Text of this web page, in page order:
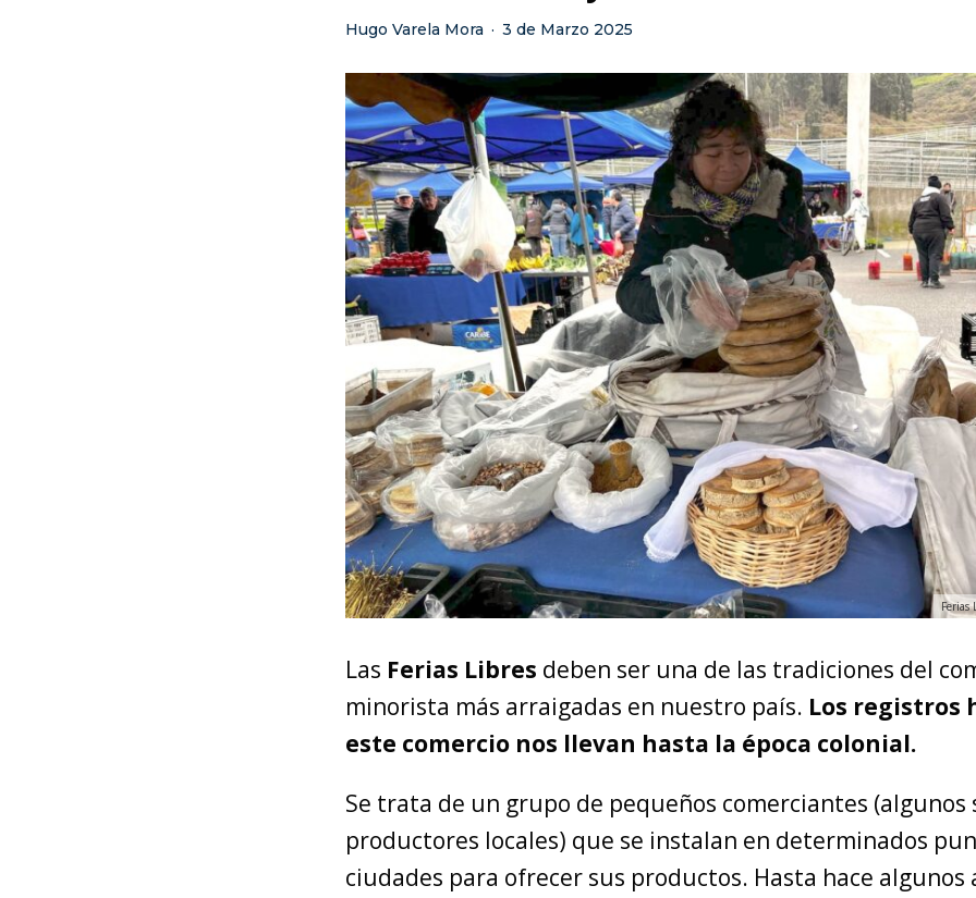
Hugo Varela Mora · 3 de Marzo 2025
Ferias
Las Ferias Libres deben ser una de las tradiciones del
minorista más arraigadas en nuestro país. Los registros
este comercio nos llevan hasta la época colonial.
Se trata de un grupo de pequeños comerciantes (algunos
productores locales) que se instalan en determinados
ciudades para ofrecer sus productos. Hasta hace algunos